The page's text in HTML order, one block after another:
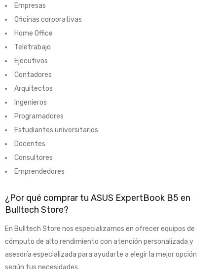
Empresas
Oficinas corporativas
Home Office
Teletrabajo
Ejecutivos
Contadores
Arquitectos
Ingenieros
Programadores
Estudiantes universitarios
Docentes
Consultores
Emprendedores
¿Por qué comprar tu ASUS ExpertBook B5 en
Bulltech Store?
En Bulltech Store nos especializamos en ofrecer equipos de
cómputo de alto rendimiento con atención personalizada y
asesoría especializada para ayudarte a elegir la mejor opción